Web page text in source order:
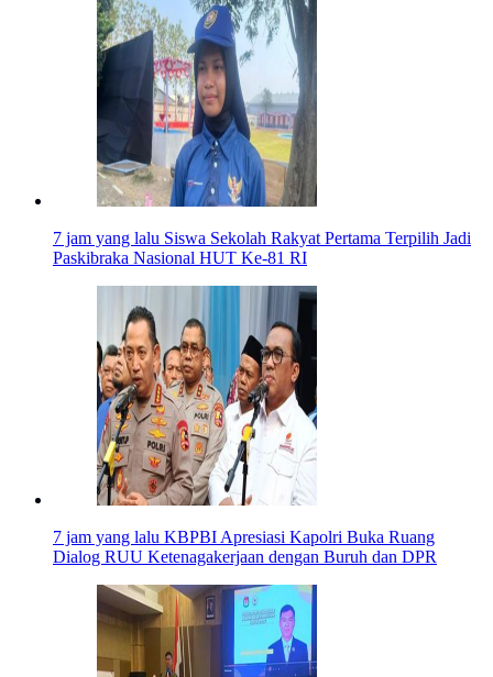
7 jam yang lalu Siswa Sekolah Rakyat Pertama Terpilih Jadi
Paskibraka Nasional HUT Ke-81 RI
7 jam yang lalu KBPBI Apresiasi Kapolri Buka Ruang
Dialog RUU Ketenagakerjaan dengan Buruh dan DPR